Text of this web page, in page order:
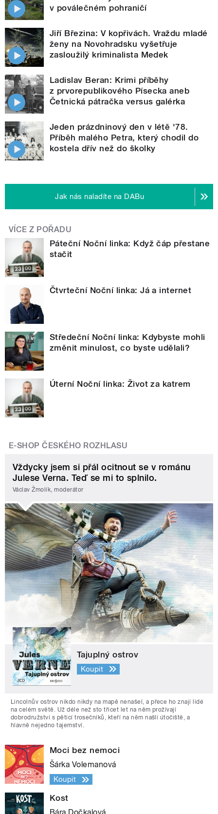
v poválečném pohraničí
Jiří Březina: V kopřivách. Vraždu mladé
ženy na Novohradsku vyšetřuje
zasloužilý kriminalista Medek
Ladislav Beran: Krimi příběhy
z prvorepublikového Písecka aneb
Četnická pátračka versus galérka
Jeden prázdninový den v létě '78.
Příběh malého Petra, který chodil do
kostela dřív než do školky
Jak nás naladíte na DABu
VÍCE Z POŘADU
Páteční Noční linka: Když čáp přestane
stačit
Čtvrteční Noční linka: Já a internet
Středeční Noční linka: Kdybyste mohli
změnit minulost, co byste udělali?
Úterní Noční linka: Život za katrem
E-SHOP ČESKÉHO ROZHLASU
Vždycky jsem si přál ocitnout se v románu
Julese Verna. Teď se mi to splnilo.
Václav Žmolík, moderátor
Tajuplný ostrov
Koupit
Lincolnův ostrov nikdo nikdy na mapě nenašel, a přece ho znají lidé
na celém světě. Už déle než sto třicet let na něm prožívají
dobrodružství s pěticí trosečníků, kteří na něm našli útočiště, a
hlavně nejedno tajemství.
Moci bez nemoci
Šárka Volemanová
Koupit
Kost